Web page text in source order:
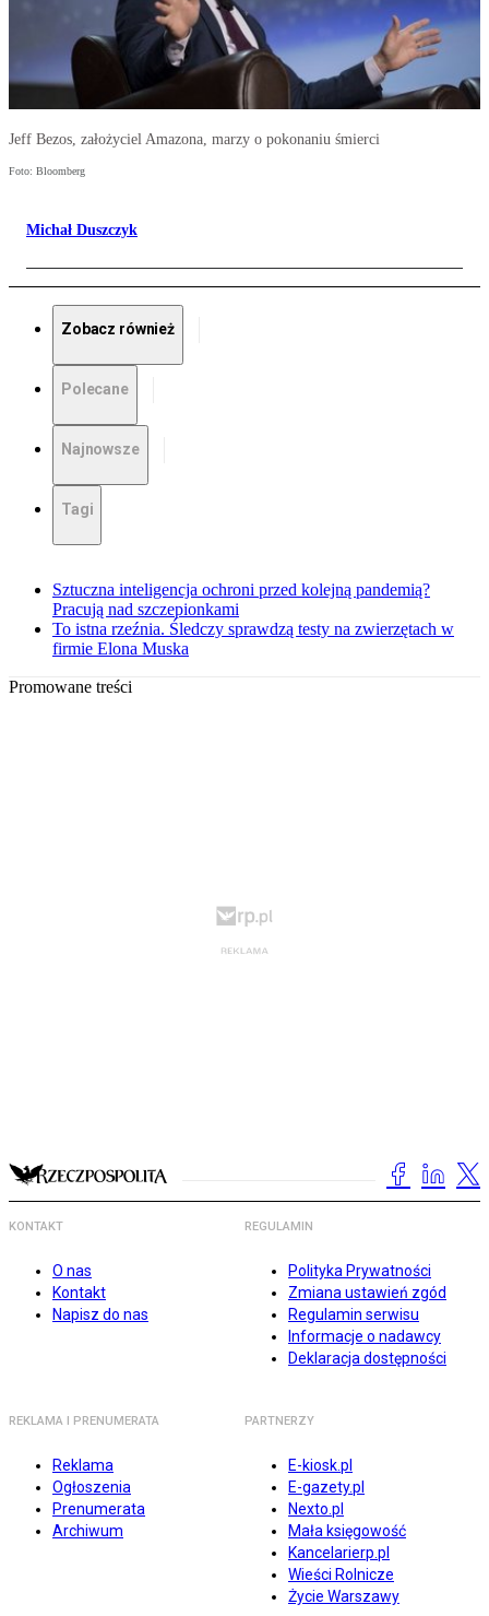
Jeff Bezos, założyciel Amazona, marzy o pokonaniu śmierci
Foto: Bloomberg
Michał Duszczyk
Zobacz również
Polecane
Najnowsze
Tagi
Sztuczna inteligencja ochroni przed kolejną pandemią?
Pracują nad szczepionkami
To istna rzeźnia. Śledczy sprawdzą testy na zwierzętach w
firmie Elona Muska
Promowane treści
KONTAKT
O nas
Kontakt
Napisz do nas
REGULAMIN
Polityka Prywatności
Zmiana ustawień zgód
Regulamin serwisu
Informacje o nadawcy
Deklaracja dostępności
REKLAMA I PRENUMERATA
Reklama
Ogłoszenia
Prenumerata
Archiwum
PARTNERZY
E-kiosk.pl
E-gazety.pl
Nexto.pl
Mała księgowość
Kancelarierp.pl
Wieści Rolnicze
Życie Warszawy